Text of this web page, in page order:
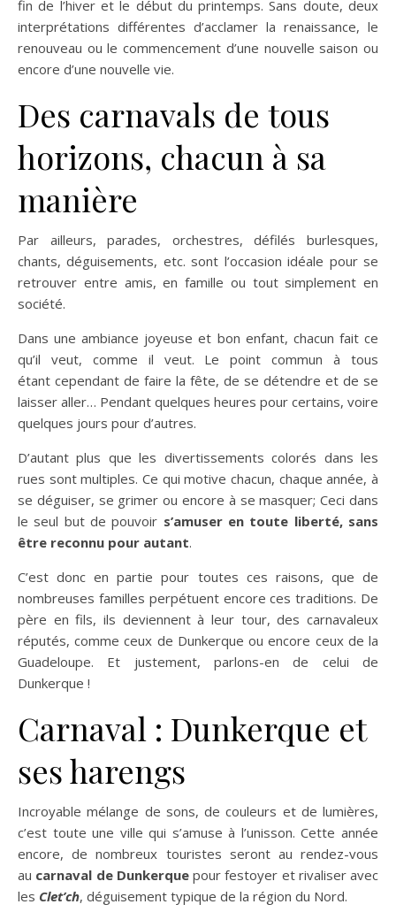
fin de l’hiver et le début du printemps. Sans doute, deux
interprétations différentes d’acclamer la renaissance, le
renouveau ou le commencement d’une nouvelle saison ou
encore d’une nouvelle vie.
Des carnavals de tous
horizons, chacun à sa
manière
Par ailleurs, parades, orchestres, défilés burlesques,
chants, déguisements, etc. sont l’occasion idéale pour se
retrouver entre amis, en famille ou tout simplement en
société.
Dans une ambiance joyeuse et bon enfant, chacun fait ce
qu’il veut, comme il veut. Le point commun à tous
étant cependant de faire la fête, de se détendre et de se
laisser aller… Pendant quelques heures pour certains, voire
quelques jours pour d’autres.
D’autant plus que les divertissements colorés dans les
rues sont multiples. Ce qui motive chacun, chaque année, à
se déguiser, se grimer ou encore à se masquer; Ceci dans
le seul but de pouvoir s’amuser en toute liberté, sans
être reconnu pour autant.
C’est donc en partie pour toutes ces raisons, que de
nombreuses familles perpétuent encore ces traditions. De
père en fils, ils deviennent à leur tour, des carnavaleux
réputés, comme ceux de Dunkerque ou encore ceux de la
Guadeloupe. Et justement, parlons-en de celui de
Dunkerque !
Carnaval : Dunkerque et
ses harengs
Incroyable mélange de sons, de couleurs et de lumières,
c’est toute une ville qui s’amuse à l’unisson. Cette année
encore, de nombreux touristes seront au rendez-vous
au carnaval de Dunkerquepour festoyer et rivaliser avec
les Clet’ch, déguisement typique de la région du Nord.